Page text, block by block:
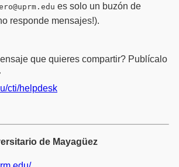
es solo un buzón de
responde mensajes!).
que quieres compartir? Publícalo
cti/helpdesk
de Mayagüez